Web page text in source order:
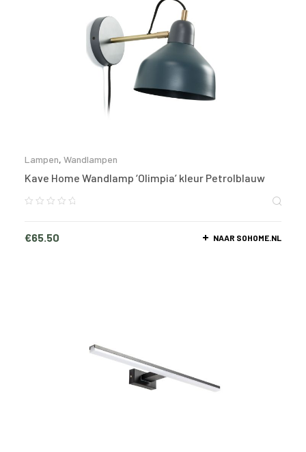
Lampen, Wandlampen
Kave Home Wandlamp ‘Olimpia’ kleur Petrolblauw
€65.50 NAAR SOHOME.NL